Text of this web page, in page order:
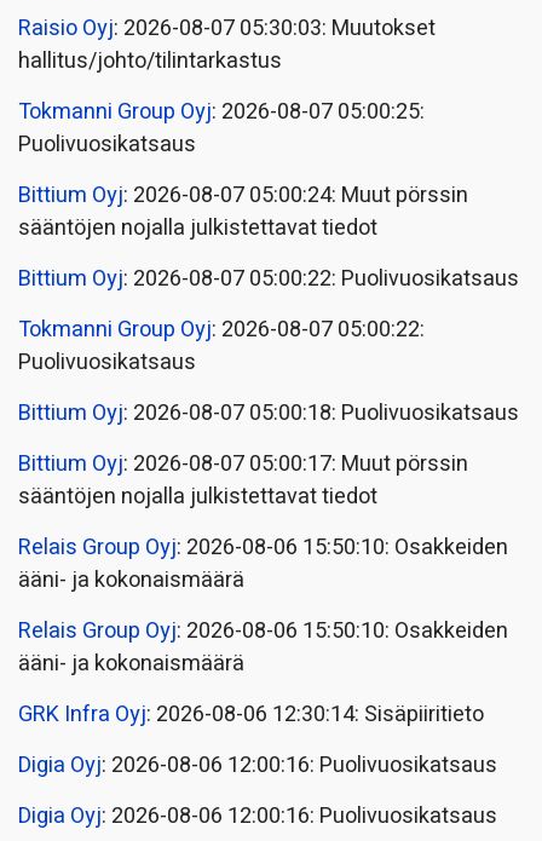
Raisio Oyj: 2026-08-07 05:30:03: Muutokset
hallitus/johto/tilintarkastus
Tokmanni Group Oyj: 2026-08-07 05:00:25:
Puolivuosikatsaus
Bittium Oyj: 2026-08-07 05:00:24: Muut pörssin
sääntöjen nojalla julkistettavat tiedot
Bittium Oyj: 2026-08-07 05:00:22: Puolivuosikatsaus
Tokmanni Group Oyj: 2026-08-07 05:00:22:
Puolivuosikatsaus
Bittium Oyj: 2026-08-07 05:00:18: Puolivuosikatsaus
Bittium Oyj: 2026-08-07 05:00:17: Muut pörssin
sääntöjen nojalla julkistettavat tiedot
Relais Group Oyj: 2026-08-06 15:50:10: Osakkeiden
ääni- ja kokonaismäärä
Relais Group Oyj: 2026-08-06 15:50:10: Osakkeiden
ääni- ja kokonaismäärä
GRK Infra Oyj: 2026-08-06 12:30:14: Sisäpiiritieto
Digia Oyj: 2026-08-06 12:00:16: Puolivuosikatsaus
Digia Oyj: 2026-08-06 12:00:16: Puolivuosikatsaus